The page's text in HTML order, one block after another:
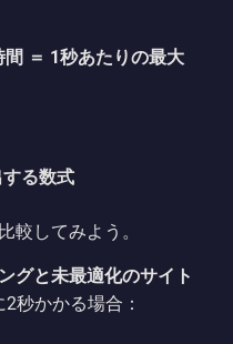
＝ 1秒あたりの最大
る数式
較してみよう。
グと未最適化のサイト
秒かかる場合：